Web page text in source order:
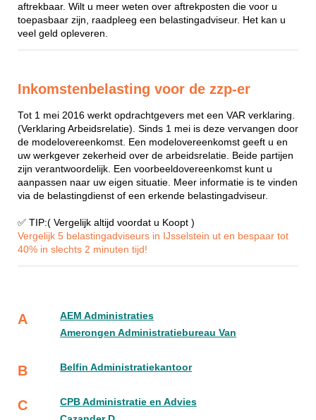
aftrekbaar. Wilt u meer weten over aftrekposten die voor u
toepasbaar zijn, raadpleeg een belastingadviseur. Het kan u
veel geld opleveren.
Inkomstenbelasting voor de zzp-er
Tot 1 mei 2016 werkt opdrachtgevers met een VAR verklaring.
(Verklaring Arbeidsrelatie). Sinds 1 mei is deze vervangen door
de modelovereenkomst. Een modelovereenkomst geeft u en
uw werkgever zekerheid over de arbeidsrelatie. Beide partijen
zijn verantwoordelijk. Een voorbeeldovereenkomst kunt u
aanpassen naar uw eigen situatie. Meer informatie is te vinden
via de belastingdienst of een erkende belastingadviseur.
✅ TIP:( Vergelijk altijd voordat u Koopt )
Vergelijk 5 belastingadviseurs in IJsselstein ut en bespaar tot
40% in slechts 2 minuten tijd!
A
AEM Administraties
Amerongen Administratiebureau Van
B Belfin Administratiekantoor
C
CPB Administratie en Advies